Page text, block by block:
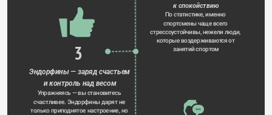
к спокойствию
По статистике, именно
спортсмены чаще всего
стрессоустойчивы, нежели люди,
которые воздерживаются от
занятий спортом
3
Эндорфины — заряд счастьем
и контроль над весом
Упражняясь — вы становитесь
счастливее. Эндорфины дарят не
только приподнятое настроение, но